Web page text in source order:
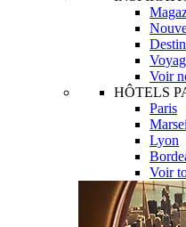
Voir
HÔTELS
Paris
Lyon
Voir